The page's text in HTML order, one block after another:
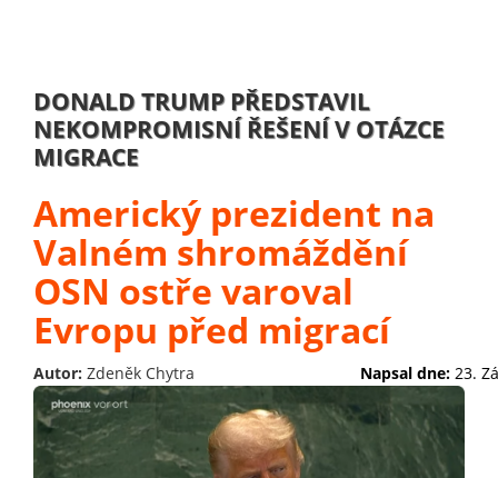
DONALD TRUMP PŘEDSTAVIL
NEKOMPROMISNÍ ŘEŠENÍ V OTÁZCE
MIGRACE
Americký prezident na
Valném shromáždění
OSN ostře varoval
Evropu před migrací
Autor: Zdeněk Chytra Napsal dne: 23.